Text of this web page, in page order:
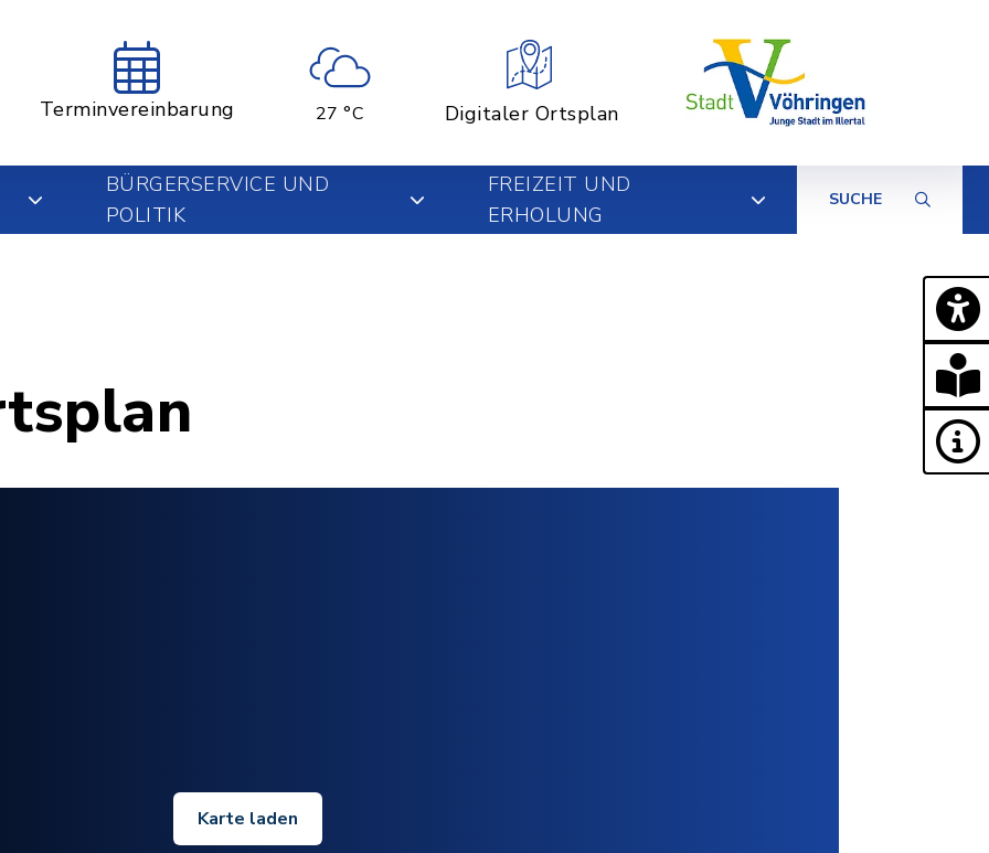
Terminvereinbarung 27 °C Digitaler Ortsplan
BÜRGERSERVICE UND
POLITIK
FREIZEIT UND
ERHOLUNG
SUCHE
Karte laden